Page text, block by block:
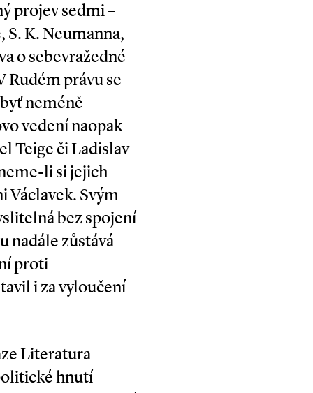
projev sedmi –
K. Neumanna,
o sebevražedné
Rudém právu se
neméně
vedení naopak
Teige či Ladislav
li si jejich
Václavek. Svým
bez spojení
nadále zůstává
proti
i za vyloučení
Literatura
hnutí